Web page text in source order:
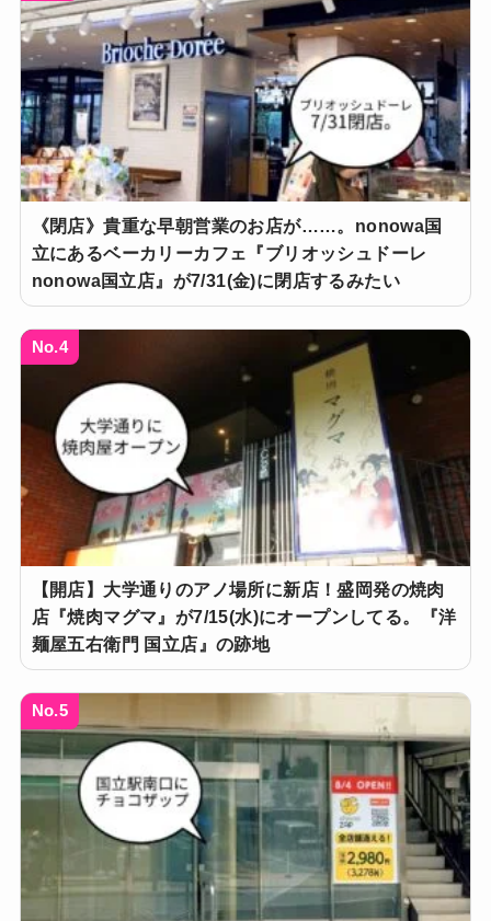
《閉店》貴重な早朝営業のお店が……。nonowa国
立にあるベーカリーカフェ『ブリオッシュドーレ
nonowa国立店』が7/31(金)に閉店するみたい
No.4
【開店】大学通りのアノ場所に新店！盛岡発の焼肉
店『焼肉マグマ』が7/15(水)にオープンしてる。『洋
麺屋五右衛門 国立店』の跡地
No.5